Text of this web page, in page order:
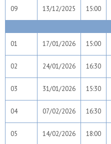
09 13/12/2025 15:00
01 17/01/2026 15:00
02 24/01/2026 16:30
03 31/01/2026 15:30
04 07/02/2026 16:30
05 14/02/2026 18:00